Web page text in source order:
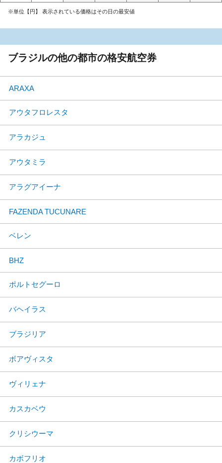
※単位【円】 表示されている価格はその日の最安値
ブラジルの他の都市の格安航空券
ARAXA
アウタフロレスタ
アラカジュ
アウタミラ
アラグアイーナ
FAZENDA TUCUNARE
ベレン
BHZ
ポルトセグーロ
バヘイラス
ブラジリア
ボアヴィスタ
ヴィリェナ
カスカベウ
クリシウーマ
カボフリオ